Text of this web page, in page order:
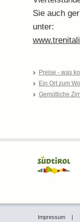
Sie auch
unter:
Preise - was
Ein Ort zum
Gemütliche
Impressum |